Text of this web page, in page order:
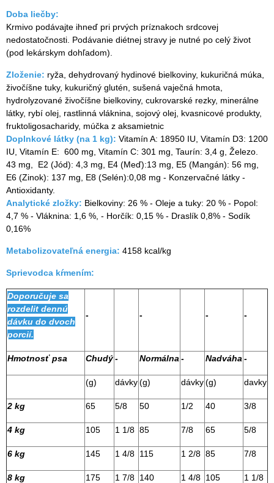
Doba liečby:
Krmivo podávajte ihneď pri prvých príznakoch srdcovej
nedostatočnosti. Podávanie diétnej stravy je nutné po celý život
(pod lekárskym dohľadom).
Zloženie: ryža, dehydrovaný hydinové bielkoviny, kukuričná múka,
živočíšne tuky, kukuričný glutén, sušená vaječná hmota,
hydrolyzované živočíšne bielkoviny, cukrovarské rezky, minerálne
látky, rybí olej, rastlinná vláknina, sojový olej, kvasnicové produkty,
fruktoligosacharidy, múčka z aksamietnic
Doplnkové látky (na 1 kg): Vitamín A: 18950 IU, Vitamín D3: 1200
IU, Vitamín E: 600 mg, Vitamín C: 301 mg, Taurín: 3,4 g, Železo.
43 mg,
E2 (Jód): 4,3 mg, E4 (Meď):13 mg, E5 (Mangán): 56 mg,
E6 (Zinok): 137 mg, E8 (Selén):0,08 mg - Konzervačné látky -
Antioxidanty.
Analytické zložky: Bielkoviny: 26 % - Oleje a tuky: 20 % - Popol:
4,7 % - Vláknina: 1,6 %, - Horčík: 0,15 % - Draslík 0,8% - Sodík
0,16%
Metabolizovateľná energia: 4158 kcal/kg
Sprievodca kŕmením:
Doporučuje sa
rozdelit dennú
dávku do dvoch
porcií.
- - - -
Hmotnosť psa Chudý- Normálna - Nadváha -
(g) dávky(g) dávky(g) davky
2 kg 65 5/8 50 1/2 40 3/8
4 kg 105 1 1/8 85 7/8 65 5/8
6 kg 145 1 4/8 115 1 2/8 85 7/8
8 kg 175 1 7/8 140 1 4/8 105 1 1/8